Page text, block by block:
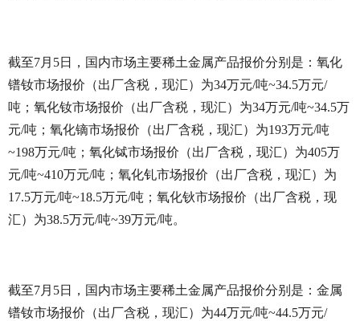
截至7月5日，国内市场主要稀土金属产品报价分别是：氧化
镨钕市场报价（出厂含税，现汇）为34万元/吨~34.5万元/
吨；氧化钕市场报价（出厂含税，现汇）为34万元/吨~34.5万
元/吨；氧化镝市场报价（出厂含税，现汇）为193万元/吨
~198万元/吨；氧化铽市场报价（出厂含税，现汇）为405万
元/吨~410万元/吨；氧化钆市场报价（出厂含税，现汇）为
17.5万元/吨~18.5万元/吨；氧化钬市场报价（出厂含税，现
汇）为38.5万元/吨~39万元/吨。
截至7月5日，国内市场主要稀土金属产品报价分别是：金属
镨钕市场报价（出厂含税，现汇）为44万元/吨~44.5万元/